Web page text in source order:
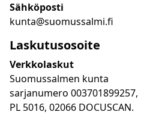
Sähköposti
kunta@suomussalmi.fi
Laskutusosoite
Verkkolaskut
Suomussalmen kunta
sarjanumero 003701899257,
PL 5016, 02066 DOCUSCAN.